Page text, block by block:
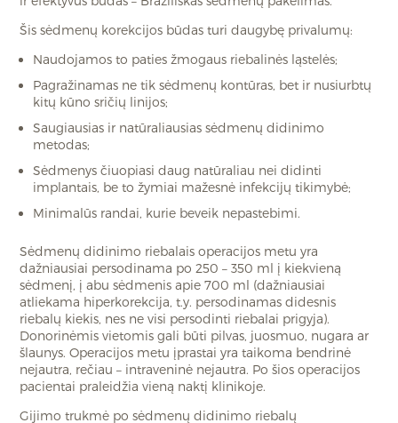
Šis sėdmenų korekcijos būdas turi daugybę privalumų:
Naudojamos to paties žmogaus riebalinės ląstelės;
Pagražinamas ne tik sėdmenų kontūras, bet ir nusiurbtų
kitų kūno sričių linijos;
Saugiausias ir natūraliausias sėdmenų didinimo
metodas;
Sėdmenys čiuopiasi daug natūraliau nei didinti
implantais, be to žymiai mažesnė infekcijų tikimybė;
Minimalūs randai, kurie beveik nepastebimi.
Sėdmenų didinimo riebalais operacijos metu yra
dažniausiai persodinama po 250 – 350 ml į kiekvieną
sėdmenį, į abu sėdmenis apie 700 ml (dažniausiai
atliekama hiperkorekcija, t.y. persodinamas didesnis
riebalų kiekis, nes ne visi persodinti riebalai prigyja).
Donorinėmis vietomis gali būti pilvas, juosmuo, nugara ar
šlaunys. Operacijos metu įprastai yra taikoma bendrinė
nejautra, rečiau – intraveninė nejautra. Po šios operacijos
pacientai praleidžia vieną naktį klinikoje.
Gijimo trukmė po sėdmenų didinimo riebalų